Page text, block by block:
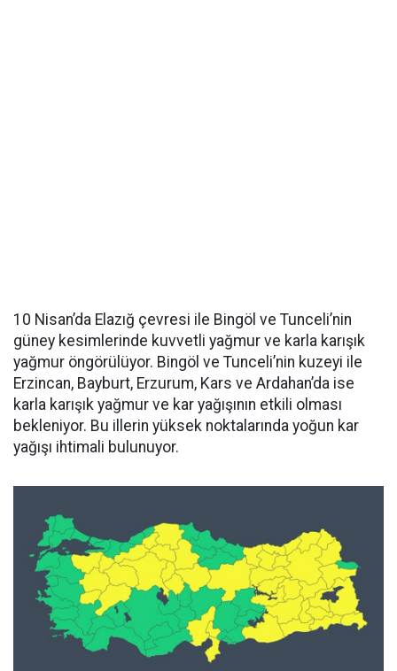
10 Nisan’da Elazığ çevresi ile Bingöl ve Tunceli’nin
güney kesimlerinde kuvvetli yağmur ve karla karışık
yağmur öngörülüyor. Bingöl ve Tunceli’nin kuzeyi ile
Erzincan, Bayburt, Erzurum, Kars ve Ardahan’da ise
karla karışık yağmur ve kar yağışının etkili olması
bekleniyor. Bu illerin yüksek noktalarında yoğun kar
yağışı ihtimali bulunuyor.